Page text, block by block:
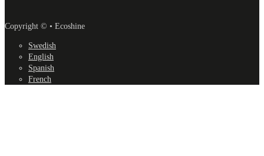
Copyright © • Ecoshine
Swedish
English
Spanish
French